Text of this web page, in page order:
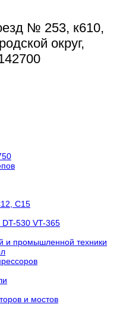
№ 253, к610,
округ,
C15
530 VT-365
и промышленной техники
и мостов